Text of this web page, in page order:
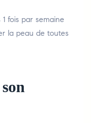
fois par semaine
la peau de toutes